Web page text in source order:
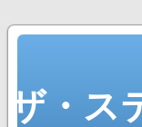
ザ・ス